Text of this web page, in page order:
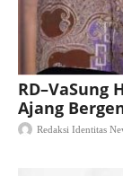
RD–VaSung
Ajang
Redaksi Identitas